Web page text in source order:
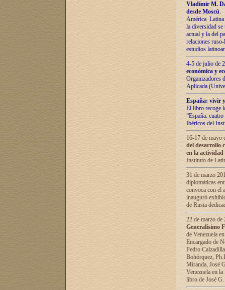
Vladímir М.
desde Moscú.
América Latina
la diversidad
actual у lа del
relaciones
estudios
4-5 de julio de
económica y
Organizadores
Aplicada
España: vivir
El libro recoge
“España:
Ibéricos del
16-17 de mayo
del desarrollo
en la
Instituto de
31 de marzo
diplomáticas
convoca con el
inauguró
de Rusia
22 de marzo
Generalísimo
de Venezuela
Encargado de
Pedro
Bohórquez,
Miranda, José
Venezuela en
libro de José